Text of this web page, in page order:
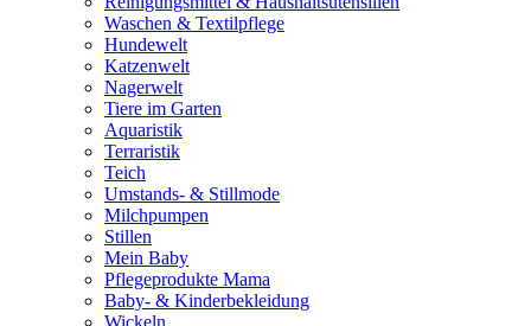
Waschen & Textilpflege
Hundewelt
Katzenwelt
Nagerwelt
Tiere im Garten
Aquaristik
Terraristik
Teich
Umstands- & Stillmode
Milchpumpen
Stillen
Mein Baby
Pflegeprodukte Mama
Baby- & Kinderbekleidung
Wickeln